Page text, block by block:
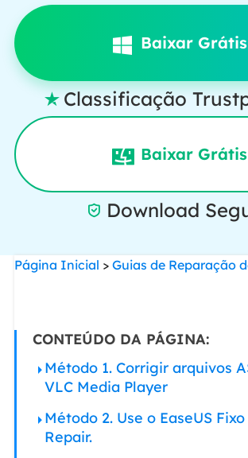
Baixar Grátis
 Classificação
Baixar Grátis
 Download
Página Inicial > Guias de Reparação
CONTEÚDO DA PÁGINA:
Método 1. Corrigir arquivos
VLC Media Player
Método 2. Use o EaseUS
Repair.